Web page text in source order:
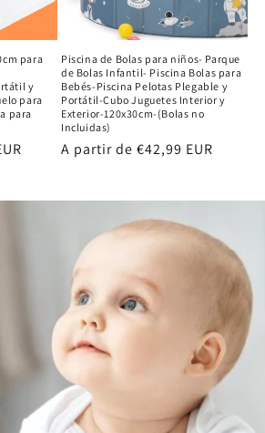
para
y
para
para
Piscina de Bolas para niños- Parque
de Bolas Infantil- Piscina Bolas para
Bebés-Piscina Pelotas Plegable y
Portátil-Cubo Juguetes Interior y
Exterior-120x30cm-(Bolas no
Incluidas)
Precio
A partir de €42,99 EUR